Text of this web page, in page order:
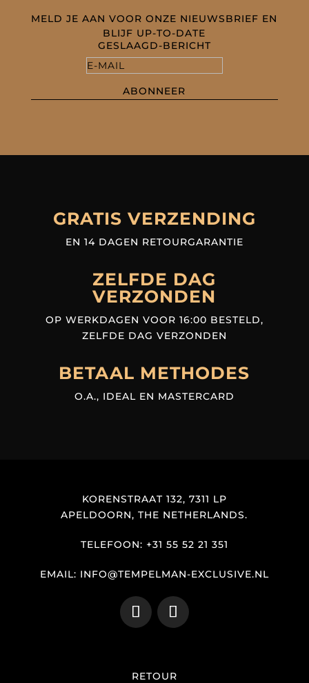
MELD JE AAN VOOR ONZE NIEUWSBRIEF EN
BLIJF UP-TO-DATE
GESLAAGD-BERICHT
ABONNEER
GRATIS VERZENDING
EN 14 DAGEN RETOURGARANTIE
ZELFDE DAG
VERZONDEN
OP WERKDAGEN VOOR 16:00 BESTELD,
ZELFDE DAG VERZONDEN
BETAAL METHODES
O.A., IDEAL EN MASTERCARD
KORENSTRAAT 132, 7311 LP
APELDOORN, THE NETHERLANDS.
TELEFOON: +31 55 52 21 351
EMAIL: INFO@TEMPELMAN-EXCLUSIVE.NL
RETOUR